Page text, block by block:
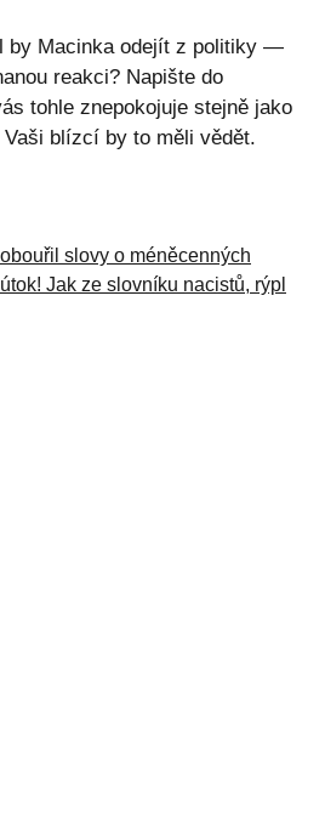
by Macinka odejít z politiky —
reakci? Napište do
tohle znepokojuje stejně jako
blízcí by to měli vědět.
slovy o méněcenných
Jak ze slovníku nacistů, rýpl